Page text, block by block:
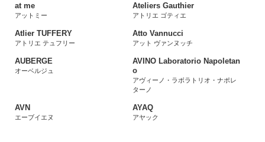
at me
アットミー
Ateliers Gauthier
アトリエ ゴティエ
Atlier TUFFERY
アトリエ テュフリー
Atto Vannucci
アット ヴァンヌッチ
AUBERGE
オーベルジュ
AVINO Laboratorio Napoletan
o
アヴィーノ・ラボラトリオ・ナポレ
ターノ
AVN
エーブイエヌ
AYAQ
アヤック